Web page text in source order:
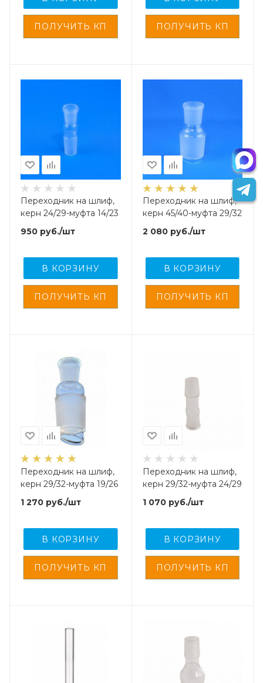
Переходник на шлиф,
керн 24/29-муфта 14/23
950 руб./шт
В КОРЗИНУ
Переходник на шлиф,
керн 45/40-муфта 29/32
2 080руб./шт
В КОРЗИНУ
Переходник на шлиф,
керн 29/32-муфта 19/26
1 270 руб./шт
В КОРЗИНУ
Переходник на шлиф,
керн 29/32-муфта 24/29
1 070руб./шт
В КОРЗИНУ